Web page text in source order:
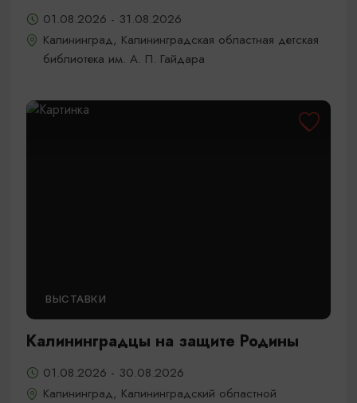
01.08.2026 - 31.08.2026
Калининград, Калининградская областная детская
библиотека им. А. П. Гайдара
ВЫСТАВКИ
Калининградцы на защите Родины
01.08.2026 - 30.08.2026
Калининград, Калининградский областной